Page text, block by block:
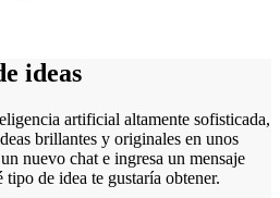
ideas
artificial altamente sofisticada,
brillantes y originales en unos
nuevo chat e ingresa un mensaje
de idea te gustaría obtener.